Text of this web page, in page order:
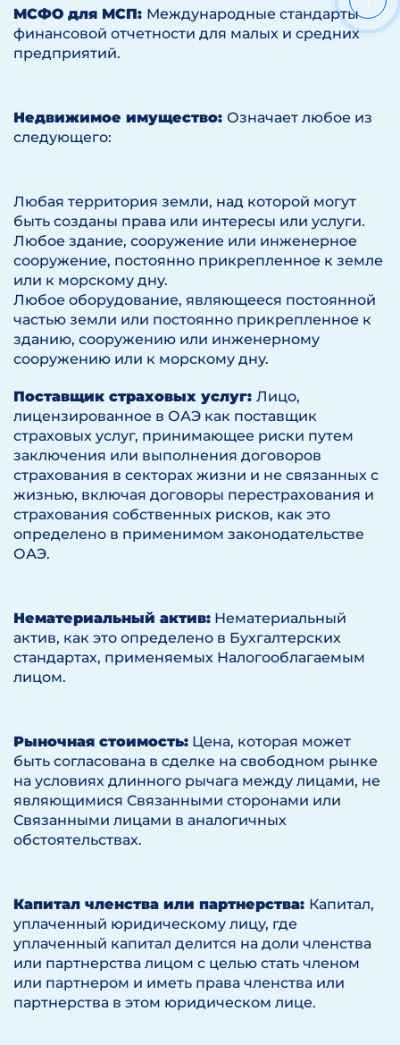
МСФО для МСП: Международные стандарты
финансовой отчетности для малых и средних
предприятий.
Недвижимое имущество: Означает любое из
следующего:
Любая территория земли, над которой могут
быть созданы права или интересы или услуги.
Любое здание, сооружение или инженерное
сооружение, постоянно прикрепленное к земле
или к морскому дну.
Любое оборудование, являющееся постоянной
частью земли или постоянно прикрепленное к
зданию, сооружению или инженерному
сооружению или к морскому дну.
Поставщик страховых услуг: Лицо,
лицензированное в ОАЭ как поставщик
страховых услуг, принимающее риски путем
заключения или выполнения договоров
страхования в секторах жизни и не связанных с
жизнью, включая договоры перестрахования и
страхования собственных рисков, как это
определено в применимом законодательстве
ОАЭ.
Нематериальный актив: Нематериальный
актив, как это определено в Бухгалтерских
стандартах, применяемых Налогооблагаемым
лицом.
Рыночная стоимость: Цена, которая может
быть согласована в сделке на свободном рынке
на условиях длинного рычага между лицами, не
являющимися Связанными сторонами или
Связанными лицами в аналогичных
обстоятельствах.
Капитал членства или партнерства: Капитал,
уплаченный юридическому лицу, где
уплаченный капитал делится на доли членства
или партнерства лицом с целью стать членом
или партнером и иметь права членства или
партнерства в этом юридическом лице.